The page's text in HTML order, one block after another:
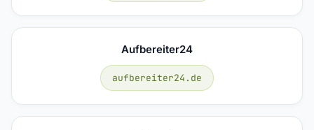
Aufbereiter24
aufbereiter24.de